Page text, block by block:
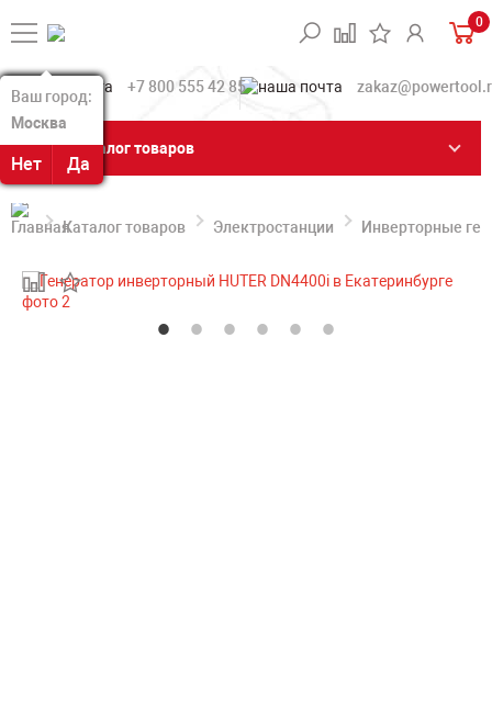
Ваш город:
Москва
Нет Да
Ваш город:
Москва
Нет Да
0
+7 800 555 42 85
Каталог товаров
Каталог товаров Электростанции Инверторные